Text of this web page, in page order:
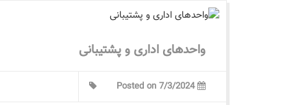
واحدهای اداری و پشتیبانی
Posted on 7/3/2024